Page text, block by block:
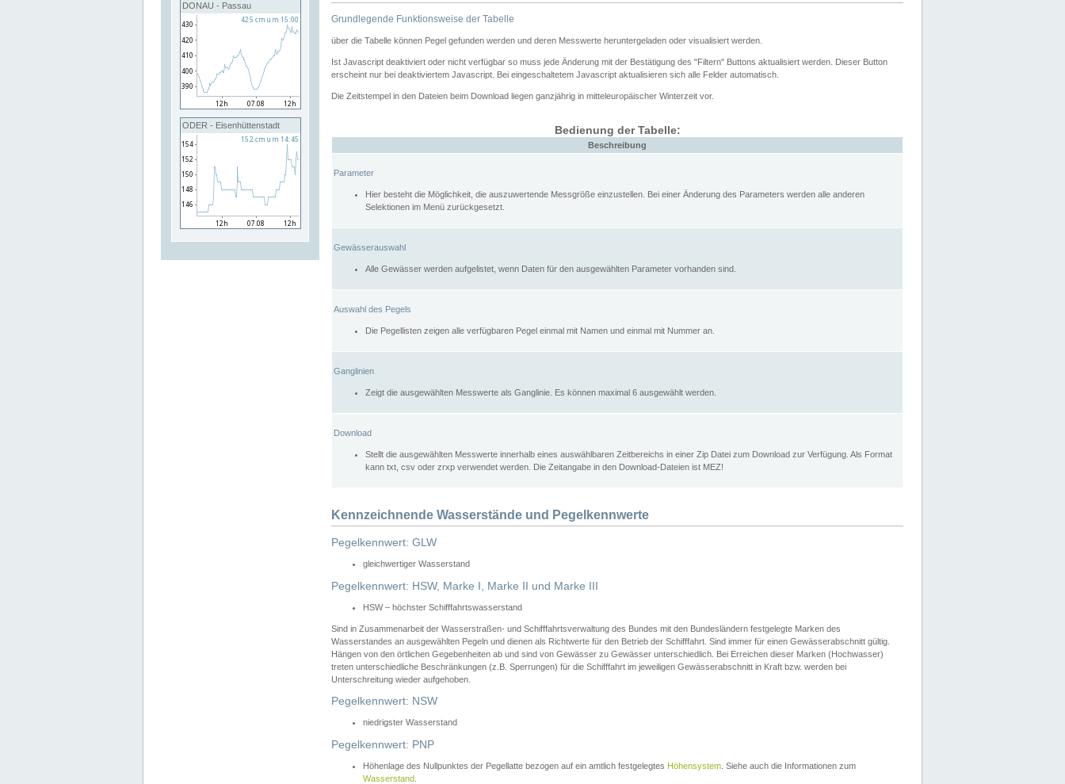
DONAU - Passau
ODER - Eisenhüttenstadt
Grundlegende Funktionsweise der Tabelle
über die Tabelle können Pegel gefunden werden und deren Messwerte heruntergeladen oder visualisiert werden.
Ist Javascript deaktiviert oder nicht verfügbar so muss jede Änderung mit der Bestätigung des "Filtern" Buttons aktualisiert werden. Dieser Button
erscheint nur bei deaktiviertem Javascript. Bei eingeschaltetem Javascript aktualisieren sich alle Felder automatisch.
Die Zeitstempel in den Dateien beim Download liegen ganzjährig in mitteleuropäischer Winterzeit vor.
Bedienung der Tabelle:
Beschreibung
Parameter
Hier besteht die Möglichkeit, die auszuwertende Messgröße einzustellen. Bei einer Änderung des Parameters werden alle anderen
Selektionen im Menü zurückgesetzt.
Gewässerauswahl
Alle Gewässer werden aufgelistet, wenn Daten für den ausgewählten Parameter vorhanden sind.
Auswahl des Pegels
Die Pegellisten zeigen alle verfügbaren Pegel einmal mit Namen und einmal mit Nummer an.
Ganglinien
Zeigt die ausgewählten Messwerte als Ganglinie. Es können maximal 6 ausgewählt werden.
Download
Stellt die ausgewählten Messwerte innerhalb eines auswählbaren Zeitbereichs in einer Zip Datei zum Download zur Verfügung. Als Format
kann txt, csv oder zrxp verwendet werden. Die Zeitangabe in den Download-Dateien ist MEZ!
Kennzeichnende Wasserstände und Pegelkennwerte
Pegelkennwert: GLW
gleichwertiger Wasserstand
Pegelkennwert: HSW, Marke I, Marke II und Marke III
HSW – höchster Schifffahrtswasserstand
Sind in Zusammenarbeit der Wasserstraßen- und Schifffahrtsverwaltung des Bundes mit den Bundesländern festgelegte Marken des
Wasserstandes an ausgewählten Pegeln und dienen als Richtwerte für den Betrieb der Schifffahrt. Sind immer für einen Gewässerabschnitt gültig.
Hängen von den örtlichen Gegebenheiten ab und sind von Gewässer zu Gewässer unterschiedlich. Bei Erreichen dieser Marken (Hochwasser)
treten unterschiedliche Beschränkungen (z.B. Sperrungen) für die Schifffahrt im jeweiligen Gewässerabschnitt in Kraft bzw. werden bei
Unterschreitung wieder aufgehoben.
Pegelkennwert: NSW
niedrigster Wasserstand
Pegelkennwert: PNP
Höhenlage des Nullpunktes der Pegellatte bezogen auf ein amtlich festgelegtes Höhensystem . Siehe auch die Informationen zum
Wasserstand